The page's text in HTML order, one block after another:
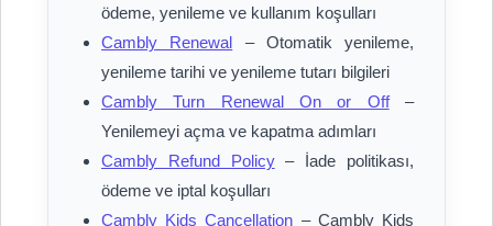
ödeme, yenileme ve kullanım koşulları
Cambly Renewal – Otomatik yenileme,
yenileme tarihi ve yenileme tutarı bilgileri
Cambly Turn Renewal On or Off–
Yenilemeyi açma ve kapatma adımları
Cambly Refund Policy– İade politikası,
ödeme ve iptal koşulları
Cambly Kids Cancellation – Cambly Kids